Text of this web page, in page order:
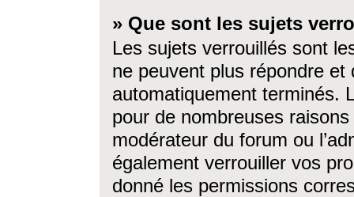
» Que sont les sujets
Les sujets verrouillés sont
ne peuvent plus répondre
automatiquement terminés.
pour de nombreuses
modérateur du forum ou
également verrouiller vos
donné les permissions